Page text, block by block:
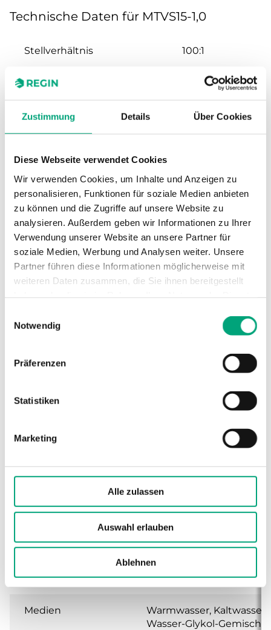
Zustimmung Details Über Cookies
Diese Webseite verwendet Cookies
Wir verwenden Cookies, um Inhalte und Anzeigen zu
personalisieren, Funktionen für soziale Medien anbieten
zu können und die Zugriffe auf unsere Website zu
analysieren. Außerdem geben wir Informationen zu Ihrer
Verwendung unserer Website an unsere Partner für
soziale Medien, Werbung und Analysen weiter. Unsere
Partner führen diese Informationen möglicherweise mit
weiteren Daten zusammen, die Sie ihnen bereitgestellt
Notwendig
Präferenzen
Statistiken
Marketing
Alle zulassen
Auswahl erlauben
Ablehnen
Technische Daten für MTVS15-1,0
Stellverhältnis 100:1
Hub 20 mm
Nennweite DN15
Max. Differenzdruck 1600 kPa
Anschluss G 1/2"
Medientemperatur -5…150 °C
Ventiltyp 2-Wege
Technische Daten für MTVS / MTRS – 2- und
3-Wege-Regelventil, DN15-50, Kvs 0,63-39,
Anwendung
Heizung, Kühlung,
gemäß according to ISO
228/1
Ventilkennlinie Gleichprozentig
Leckrate 0.1 % of Kvs ()
Medien
Warmwasser, Kaltwasser,
Wasser-Glykol-Gemisch